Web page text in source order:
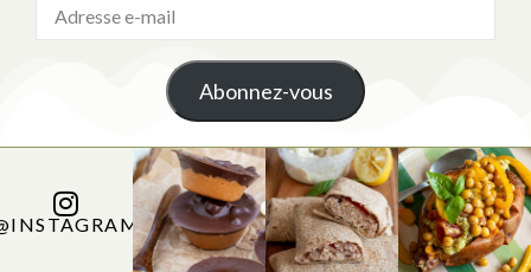
Abonnez-vous